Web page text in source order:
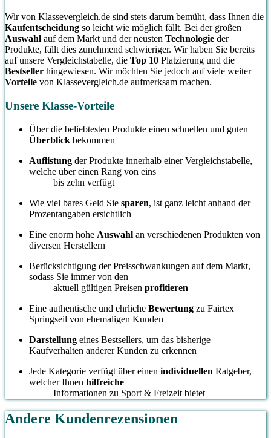
Wir von Klassevergleich.de sind stets darum bemüht, dass Ihnen die
Kaufentscheidung so leicht wie möglich fällt. Bei der großen
Auswahl auf dem Markt und der neusten Technologie der
Produkte, fällt dies zunehmend schwieriger. Wir haben Sie bereits
auf unsere Vergleichstabelle, die Top 10 Platzierung und die
Bestseller hingewiesen. Wir möchten Sie jedoch auf viele weiter
Vorteile von Klassevergleich.de aufmerksam machen.
Unsere Klasse-Vorteile
Über die beliebtesten Produkte einen schnellen und guten
Überblick bekommen
Auflistung der Produkte innerhalb einer Vergleichstabelle,
welche über einen Rang von eins
bis zehn verfügt
Wie viel bares Geld Sie sparen, ist ganz leicht anhand der
Prozentangaben ersichtlich
Eine enorm hohe Auswahl an verschiedenen Produkten von
diversen Herstellern
Berücksichtigung der Preisschwankungen auf dem Markt,
sodass Sie immer von den
aktuell gültigen Preisen profitieren
Eine authentische und ehrliche Bewertung zu Fairtex
Springseil von ehemaligen Kunden
Darstellung eines Bestsellers, um das bisherige
Kaufverhalten anderer Kunden zu erkennen
Jede Kategorie verfügt über einen individuellen Ratgeber,
welcher Ihnen hilfreiche
Informationen zu Sport & Freizeit bietet
Andere Kundenrezensionen